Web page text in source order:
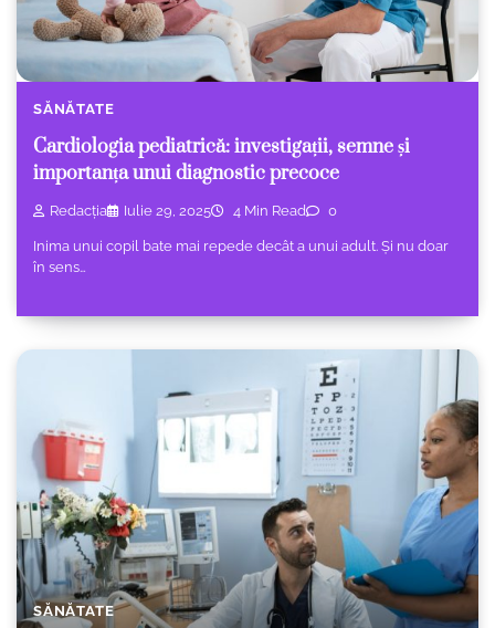
SĂNĂTATE
Cardiologia pediatrică: investigații, semne și
importanța unui diagnostic precoce
Redacția Iulie 29, 2025 4 Min Read 0
Inima unui copil bate mai repede decât a unui adult. Și nu doar
în sens…
SĂNĂTATE